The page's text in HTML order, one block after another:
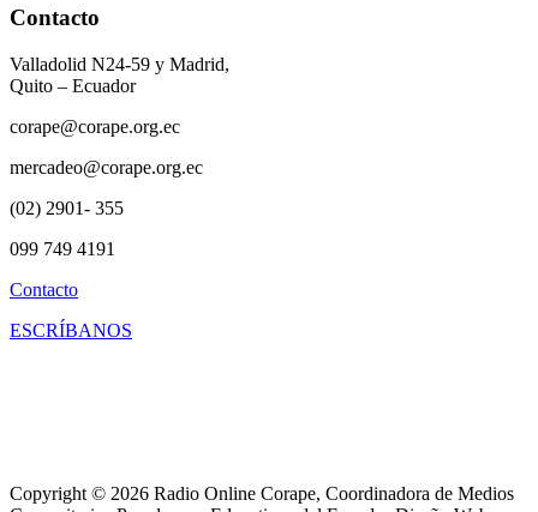
Contacto
Valladolid N24-59 y Madrid,
Quito – Ecuador
corape@corape.org.ec
mercadeo@corape.org.ec
(02) 2901- 355
099 749 4191
Contacto
ESCRÍBANOS
Copyright © 2026 Radio Online Corape, Coordinadora de Medios